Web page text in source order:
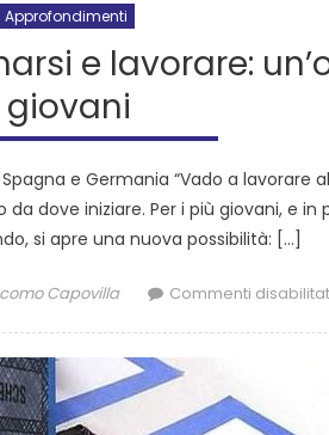
Approfondimenti
e lavorare:
giovani
e Germania “Vado a lavorare
dove iniziare. Per i più giovani, e
si apre una nuova possibilità: […]
Capovilla Commenti